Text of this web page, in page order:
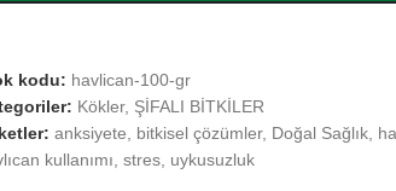
kodu: havlican-100-gr
Kökler, ŞİFALI BİTKİLER
anksiyete bitkisel çözümler, Doğal Sağlık
kullanımı stres uykusuzluk